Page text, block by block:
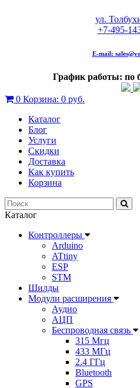
ул.
+7-495-
E-mail:
График работы: по
0 Корзина: 0 руб.
Каталог
Блог
Услуги
Скидки
Доставка
Как купить
Корзина
Каталог
Контроллеры
Arduino
ATtiny
ESP
STM
Шилды
Модули расширения
Аудио
АЦП
Беспроводная связь
315 Мгц
433 МГц
2.4 ГГц
Bluetooth
GPS